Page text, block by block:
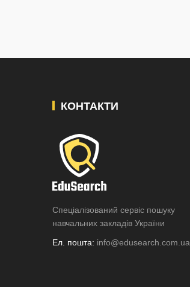
КОНТАКТИ
Спеціалізований сервіс пошуку
навчальних закладів України
Ел. пошта: info@edusearch.com.ua